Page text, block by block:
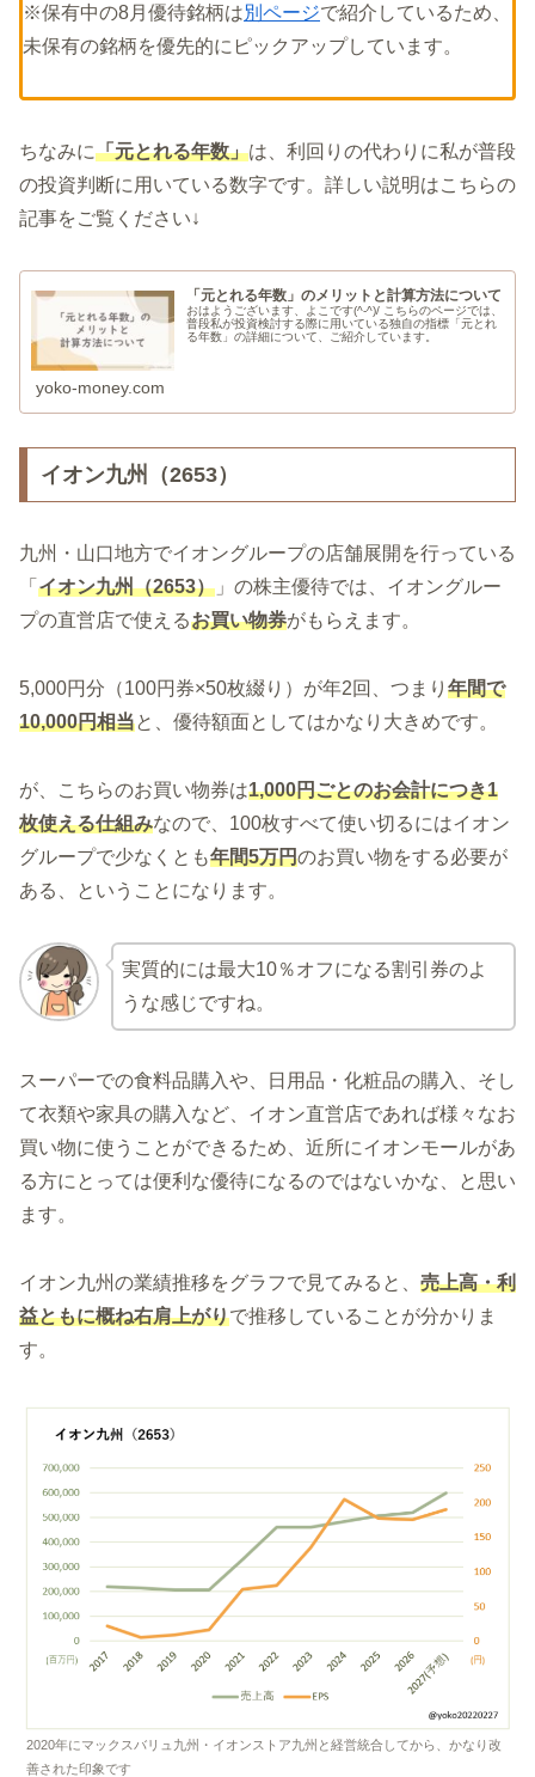
※保有中の8月優待銘柄は別ページで紹介しているため、
未保有の銘柄を優先的にピックアップしています。
ちなみに「元とれる年数」は、利回りの代わりに私が普段
の投資判断に用いている数字です。詳しい説明はこちらの
記事をご覧ください↓
「元とれる年数」のメリットと計算方法について
おはようございます、よこです(^-^)/ こちらのページでは、
普段私が投資検討する際に用いている独自の指標「元とれ
る年数」の詳細について、ご紹介しています。
yoko-money.com
イオン九州（2653）
九州・山口地方でイオングループの店舗展開を行っている
「 イオン九州（2653） 」の株主優待では、イオングルー
プの直営店で使えるお買い物券がもらえます。
5,000円分（100円券×50枚綴り）が年2回、つまり 年間で
10,000円相当と、優待額面としてはかなり大きめです。
が、こちらのお買い物券は1,000円ごとのお会計につき1
枚使える仕組みなので、100枚すべて使い切るにはイオン
グループで少なくとも年間5万円のお買い物をする必要が
ある、ということになります。
実質的には最大10％オフになる割引券のよ
うな感じですね。
スーパーでの食料品購入や、日用品・化粧品の購入、そし
て衣類や家具の購入など、イオン直営店であれば様々なお
買い物に使うことができるため、近所にイオンモールがあ
る方にとっては便利な優待になるのではないかな、と思い
ます。
イオン九州の業績推移をグラフで見てみると、 売上高・利
益ともに概ね右肩上がりで推移していることが分かりま
す。
2020年にマックスバリュ九州・イオンストア九州と経営統合してから、かなり改
善された印象です